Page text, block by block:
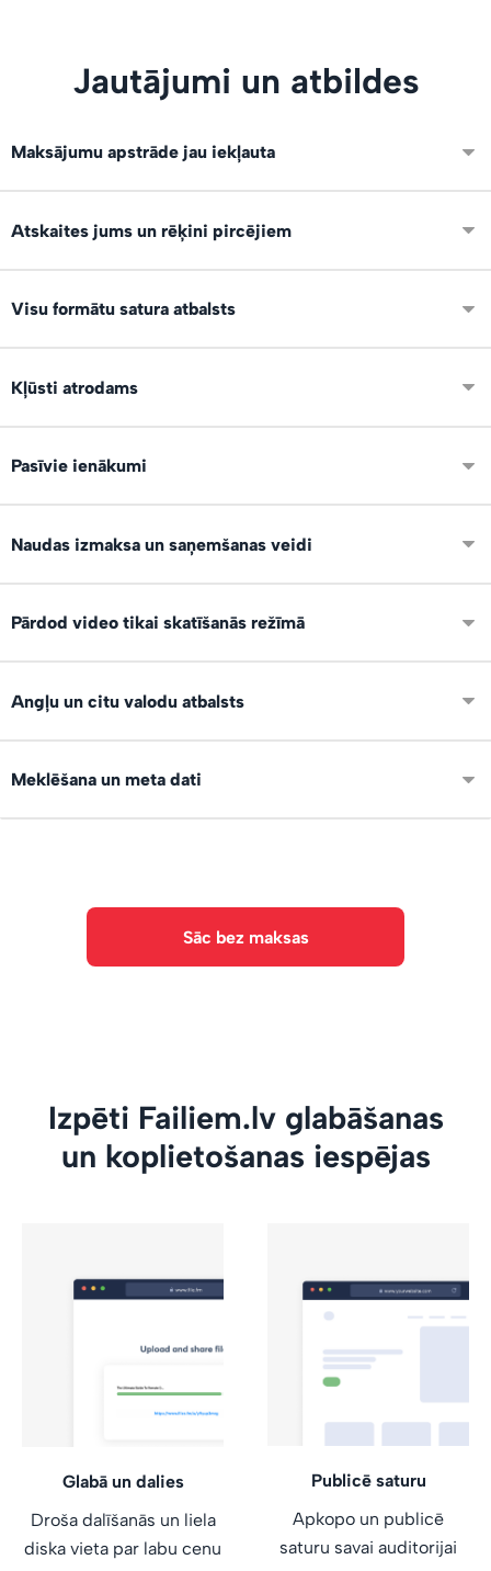
Jautājumi un atbildes
Maksājumu apstrāde jau iekļauta
Integrēti VISA, Mastercard un Swedbank maksājumi. Neko
papildus nevajag konfigurēt.
Atskaites jums un rēķini pircējiem
Ir pieejamas atskaites par visiem darījumiem un skatījumu,
pirkumu un lejupielāžu statistika. Eksports uz XLS par
Visu formātu satura atbalsts
Mēs atbalstam visus failu formātus un izmērus: foto, video,
audio, dokumentus, prezentācijas, grāmatas, vektorus un
Kļūsti atrodams
Mēs varam demonstrēt tavus produktus arī citiem servisa
lietotājiem publiskajā satura tirgū un sociālajos tīklos!
Pasīvie ienākumi
Ierīko savu digitālo veikalu, izvieto noderīgu saturu,
apraksti un pelni 24/7 atrodoties jebkur!
Naudas izmaksa un saņemšanas veidi
Pēc pirkuma, nauda un viso darījumi uzskaitās tavā lietotāja
kontā. Naudu vari pieprasīt saņemt uz IBAN kontu vai
Pārdod video tikai skatīšanās režīmā
Jā, var pārdot video tikai skatīšanās režīmā, bez
lejupielādes. Saturs ir pieejams tikai pircēja kontā, uzreiz
Angļu un citu valodu atbalsts
Saskarne ir pieejama angļu, spāņu un vācu valodā, lai vari
pārdot arī starptautiski!
Meklēšana un meta dati
Sāc bez maksas
Izpēti Failiem.lv glabāšanas
un koplietošanas iespējas
Glabā un dalies
Droša dalīšanās un liela
diska vieta par labu cenu
Publicē saturu
Apkopo un publicē
saturu savai auditorijai